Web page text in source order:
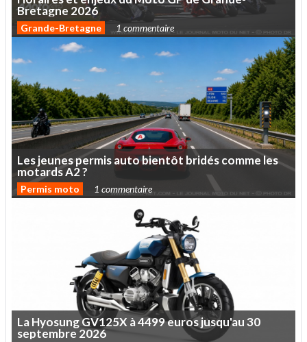
Bretagne 2026
Grande-Bretagne 1 commentaire
Lesjeunespermisautobientôt bridéscommeles
motardsA2?
Permis moto 1 commentaire
LaHyosungGV125X à4499eurosjusqu'au30
septembre 2026